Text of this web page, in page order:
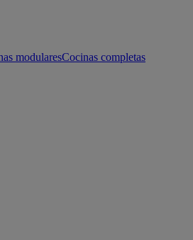
modularesCocinas completas